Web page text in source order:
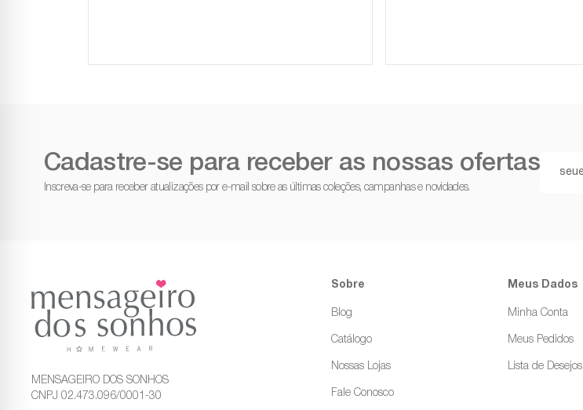
Cadastre-se para receber as nossas ofertas
Inscreva-se para receber atualizações por e-mail sobre as últimas coleções, campanhas e novidades.
MENSAGEIRO DOS SONHOS
CNPJ 02.473.096/0001-30
Sobre
Blog
Catálogo
Nossas Lojas
Fale Conosco
Meus Dados
Minha Conta
Meus Pedidos
Lista de Desejos